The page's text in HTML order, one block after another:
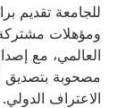
للجامعة تقديم
ومؤهلات
مصحوبة بتصديق
الاعتراف الدولي.